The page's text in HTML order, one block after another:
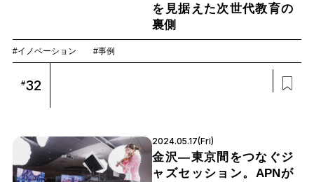
を見据えた次世代教育の
裏側
#イノベーション #事例
#32
2024.05.17(Fri)
金沢―東京間をつなぐジ
ャズセッション。APNが